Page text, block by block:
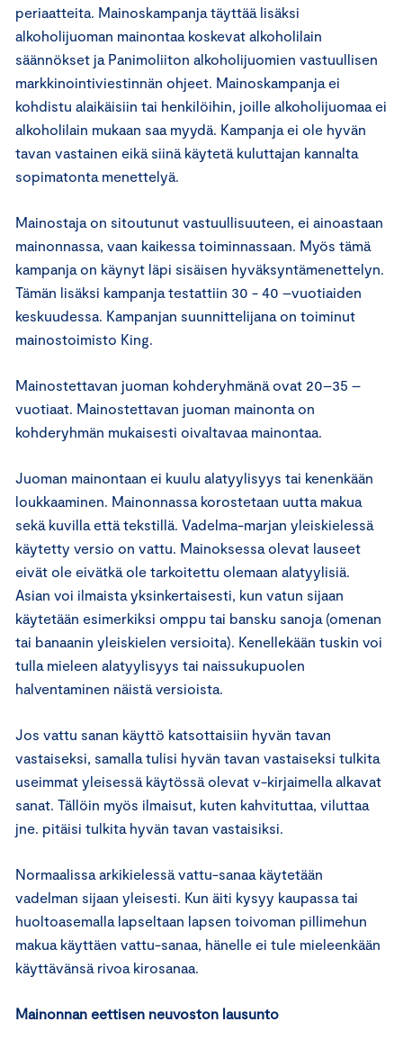
periaatteita. Mainoskampanja täyttää lisäksi
alkoholijuoman mainontaa koskevat alkoholilain
säännökset ja Panimoliiton alkoholijuomien vastuullisen
markkinointiviestinnän ohjeet. Mainoskampanja ei
kohdistu alaikäisiin tai henkilöihin, joille alkoholijuomaa ei
alkoholilain mukaan saa myydä. Kampanja ei ole hyvän
tavan vastainen eikä siinä käytetä kuluttajan kannalta
sopimatonta menettelyä.
Mainostaja on sitoutunut vastuullisuuteen, ei ainoastaan
mainonnassa, vaan kaikessa toiminnassaan. Myös tämä
kampanja on käynyt läpi sisäisen hyväksyntämenettelyn.
Tämän lisäksi kampanja testattiin 30 - 40 –vuotiaiden
keskuudessa. Kampanjan suunnittelijana on toiminut
mainostoimisto King.
Mainostettavan juoman kohderyhmänä ovat 20–35 –
vuotiaat. Mainostettavan juoman mainonta on
kohderyhmän mukaisesti oivaltavaa mainontaa.
Juoman mainontaan ei kuulu alatyylisyys tai kenenkään
loukkaaminen. Mainonnassa korostetaan uutta makua
sekä kuvilla että tekstillä. Vadelma-marjan yleiskielessä
käytetty versio on vattu. Mainoksessa olevat lauseet
eivät ole eivätkä ole tarkoitettu olemaan alatyylisiä.
Asian voi ilmaista yksinkertaisesti, kun vatun sijaan
käytetään esimerkiksi omppu tai bansku sanoja (omenan
tai banaanin yleiskielen versioita). Kenellekään tuskin voi
tulla mieleen alatyylisyys tai naissukupuolen
halventaminen näistä versioista.
Jos vattu sanan käyttö katsottaisiin hyvän tavan
vastaiseksi, samalla tulisi hyvän tavan vastaiseksi tulkita
useimmat yleisessä käytössä olevat v-kirjaimella alkavat
sanat. Tällöin myös ilmaisut, kuten kahvituttaa, viluttaa
jne. pitäisi tulkita hyvän tavan vastaisiksi.
Normaalissa arkikielessä vattu-sanaa käytetään
vadelman sijaan yleisesti. Kun äiti kysyy kaupassa tai
huoltoasemalla lapseltaan lapsen toivoman pillimehun
makua käyttäen vattu-sanaa, hänelle ei tule mieleenkään
käyttävänsä rivoa kirosanaa.
Mainonnan eettisen neuvoston lausunto